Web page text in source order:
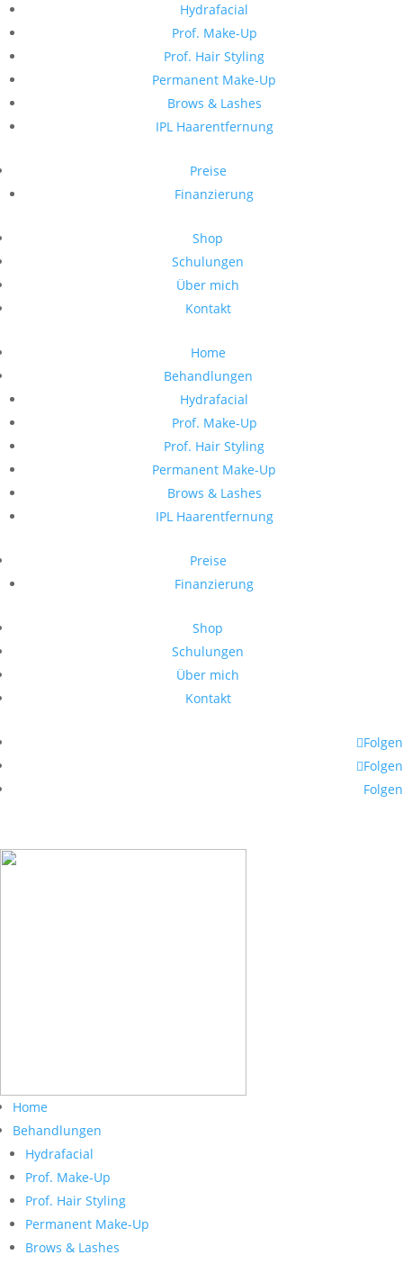
Hydrafacial
Prof. Make-Up
Prof. Hair Styling
Permanent Make-Up
Brows & Lashes
IPL Haarentfernung
Preise
Finanzierung
Shop
Schulungen
Über mich
Kontakt
Home
Behandlungen
Hydrafacial
Prof. Make-Up
Prof. Hair Styling
Permanent Make-Up
Brows & Lashes
IPL Haarentfernung
Preise
Finanzierung
Shop
Schulungen
Über mich
Kontakt
Folgen
Folgen
Folgen
Home
Behandlungen
Hydrafacial
Prof. Make-Up
Prof. Hair Styling
Permanent Make-Up
Brows & Lashes